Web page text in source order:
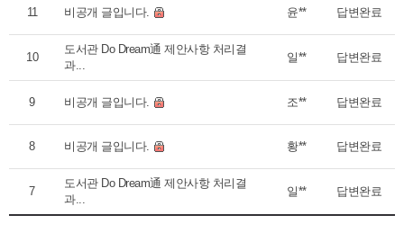
11 비공개 글입니다. 윤** 답변완료
10
도서관 Do Dream通 제안사항 처리결
과...
일** 답변완료
9 비공개 글입니다. 조** 답변완료
8 비공개 글입니다. 황** 답변완료
7
도서관 Do Dream通 제안사항 처리결
과...
일** 답변완료